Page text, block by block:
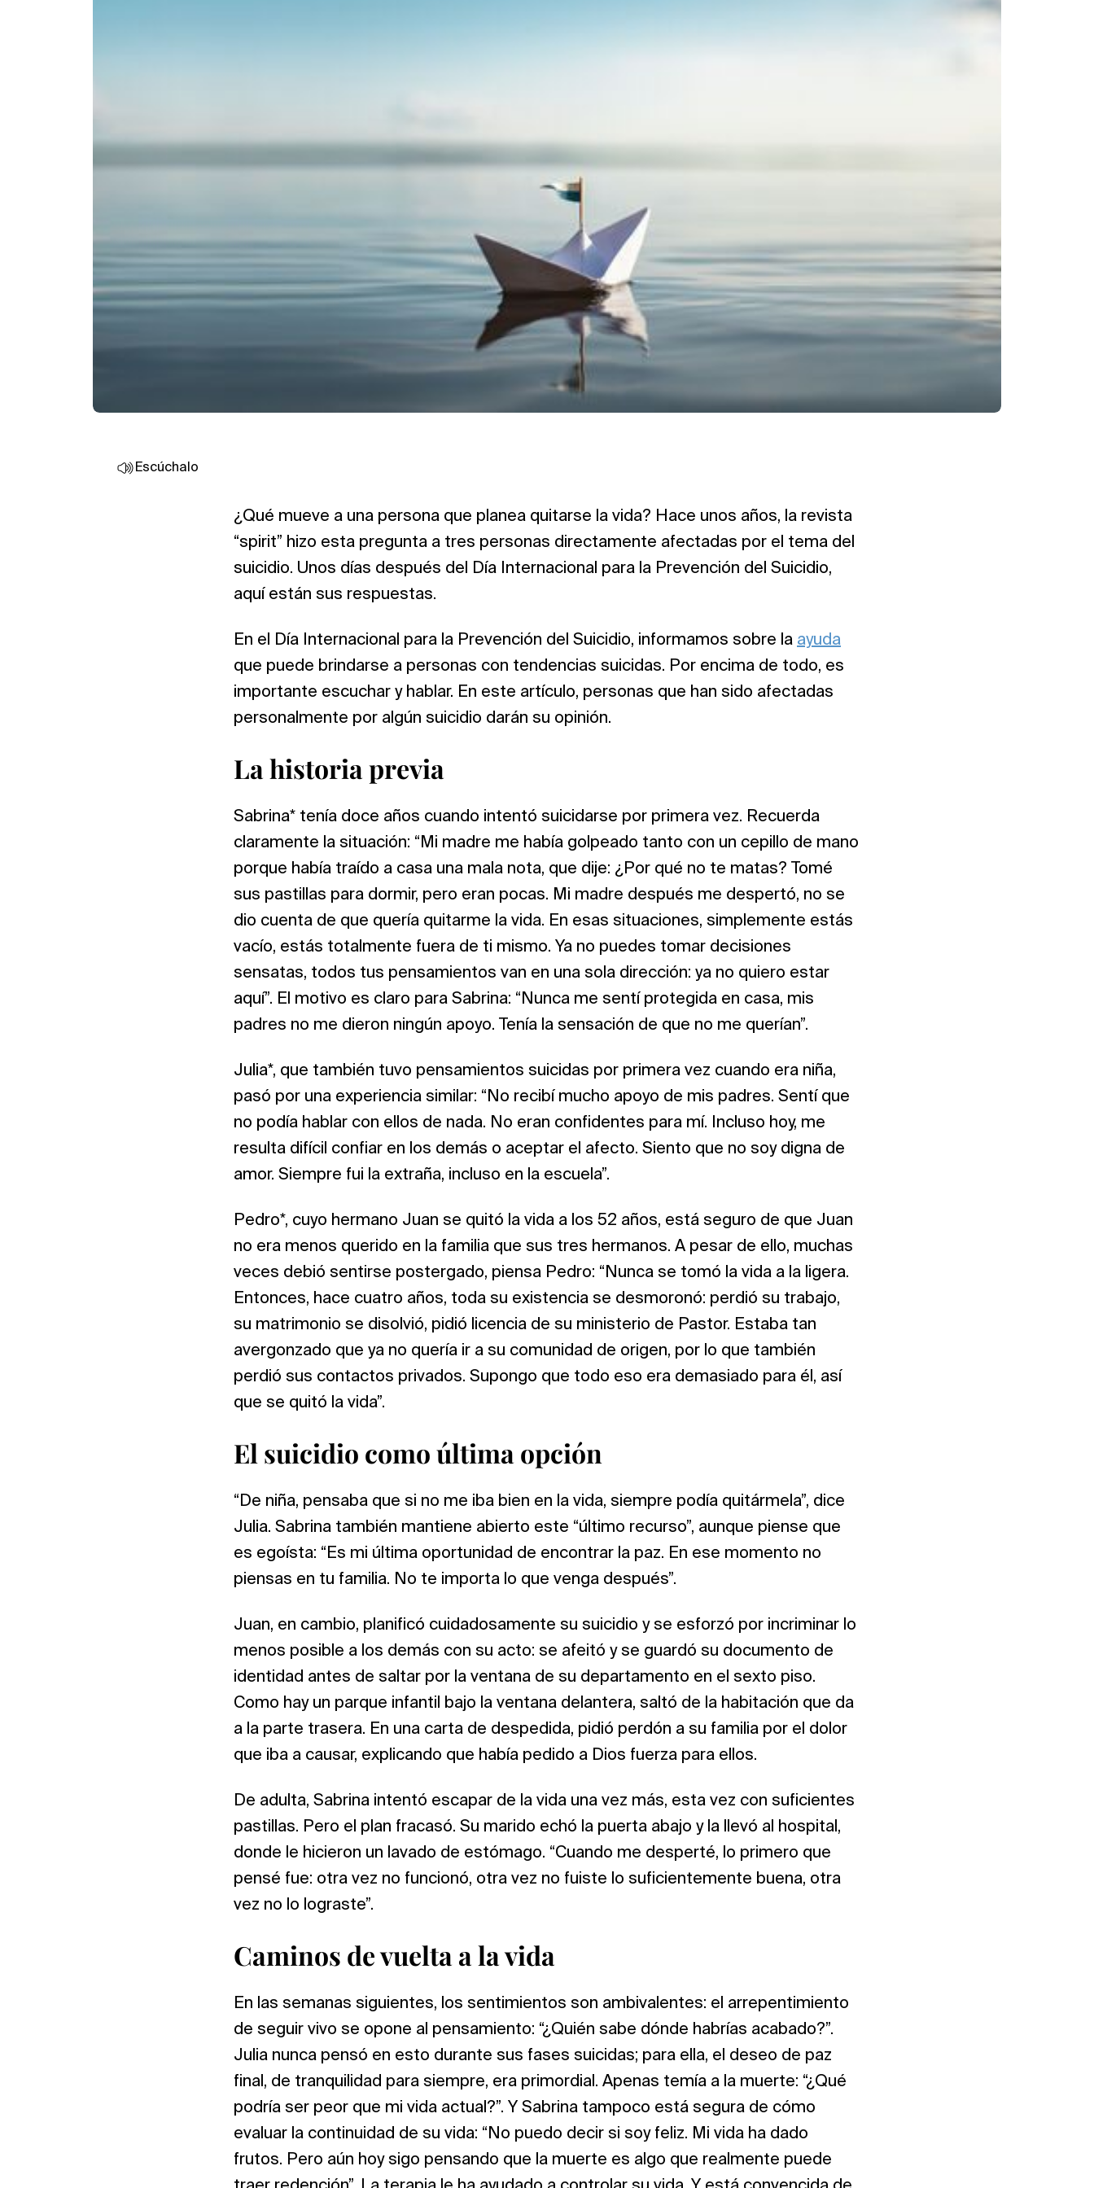
Escúchalo
¿Qué mueve a una persona que planea quitarse la vida? Hace unos años, la revista
“spirit” hizo esta pregunta a tres personas directamente afectadas por el tema del
suicidio. Unos días después del Día Internacional para la Prevención del Suicidio,
aquí están sus respuestas.
En el Día Internacional para la Prevención del Suicidio, informamos sobre la ayuda
que puede brindarse a personas con tendencias suicidas. Por encima de todo, es
importante escuchar y hablar. En este artículo, personas que han sido afectadas
personalmente por algún suicidio darán su opinión.
La historia previa
Sabrina* tenía doce años cuando intentó suicidarse por primera vez. Recuerda
claramente la situación: “Mi madre me había golpeado tanto con un cepillo de mano
porque había traído a casa una mala nota, que dije: ¿Por qué no te matas? Tomé
sus pastillas para dormir, pero eran pocas. Mi madre después me despertó, no se
dio cuenta de que quería quitarme la vida. En esas situaciones, simplemente estás
vacío, estás totalmente fuera de ti mismo. Ya no puedes tomar decisiones
sensatas, todos tus pensamientos van en una sola dirección: ya no quiero estar
aquí”. El motivo es claro para Sabrina: “Nunca me sentí protegida en casa, mis
padres no me dieron ningún apoyo. Tenía la sensación de que no me querían”.
Julia*, que también tuvo pensamientos suicidas por primera vez cuando era niña,
pasó por una experiencia similar: “No recibí mucho apoyo de mis padres. Sentí que
no podía hablar con ellos de nada. No eran confidentes para mí. Incluso hoy, me
resulta difícil confiar en los demás o aceptar el afecto. Siento que no soy digna de
amor. Siempre fui la extraña, incluso en la escuela”.
Pedro*, cuyo hermano Juan se quitó la vida a los 52 años, está seguro de que Juan
no era menos querido en la familia que sus tres hermanos. A pesar de ello, muchas
veces debió sentirse postergado, piensa Pedro: “Nunca se tomó la vida a la ligera.
Entonces, hace cuatro años, toda su existencia se desmoronó: perdió su trabajo,
su matrimonio se disolvió, pidió licencia de su ministerio de Pastor. Estaba tan
avergonzado que ya no quería ir a su comunidad de origen, por lo que también
perdió sus contactos privados. Supongo que todo eso era demasiado para él, así
que se quitó la vida”.
El suicidio como última opción
“De niña, pensaba que si no me iba bien en la vida, siempre podía quitármela”, dice
Julia. Sabrina también mantiene abierto este “último recurso”, aunque piense que
es egoísta: “Es mi última oportunidad de encontrar la paz. En ese momento no
piensas en tu familia. No te importa lo que venga después”.
Juan, en cambio, planificó cuidadosamente su suicidio y se esforzó por incriminar lo
menos posible a los demás con su acto: se afeitó y se guardó su documento de
identidad antes de saltar por la ventana de su departamento en el sexto piso.
Como hay un parque infantil bajo la ventana delantera, saltó de la habitación que da
a la parte trasera. En una carta de despedida, pidió perdón a su familia por el dolor
que iba a causar, explicando que había pedido a Dios fuerza para ellos.
De adulta, Sabrina intentó escapar de la vida una vez más, esta vez con suficientes
pastillas. Pero el plan fracasó. Su marido echó la puerta abajo y la llevó al hospital,
donde le hicieron un lavado de estómago. “Cuando me desperté, lo primero que
pensé fue: otra vez no funcionó, otra vez no fuiste lo suficientemente buena, otra
vez no lo lograste”.
Caminos de vuelta a la vida
En las semanas siguientes, los sentimientos son ambivalentes: el arrepentimiento
de seguir vivo se opone al pensamiento: “¿Quién sabe dónde habrías acabado?”.
Julia nunca pensó en esto durante sus fases suicidas; para ella, el deseo de paz
final, de tranquilidad para siempre, era primordial. Apenas temía a la muerte: “¿Qué
podría ser peor que mi vida actual?”. Y Sabrina tampoco está segura de cómo
evaluar la continuidad de su vida: “No puedo decir si soy feliz. Mi vida ha dado
frutos. Pero aún hoy sigo pensando que la muerte es algo que realmente puede